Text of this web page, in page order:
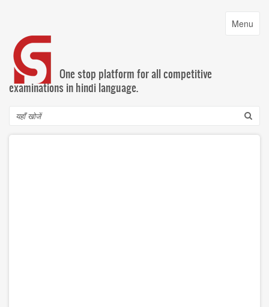
content
Toggle
Menu
One stop platform for all competitive
examinations in hindi language.
Search